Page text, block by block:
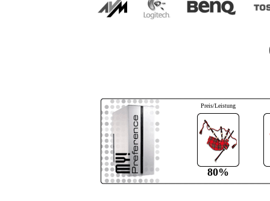
Preis/Leistung
80%